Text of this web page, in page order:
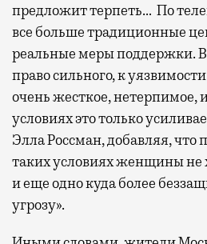
предложит терпеть… По
все больше традиционные
реальные меры поддержки.
право сильного, к
очень жесткое, нетерпимое,
условиях это только
Элла Россман, добавляя, что
таких условиях женщины не
и еще одно куда более
угрозу».